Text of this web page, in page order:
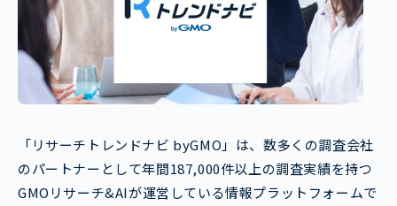
「リサーチトレンドナビ byGMO」は、数多くの調査会社
のパートナーとして年間187,000件以上の調査実績を持つ
GMOリサーチ&AIが運営している情報プラットフォームで